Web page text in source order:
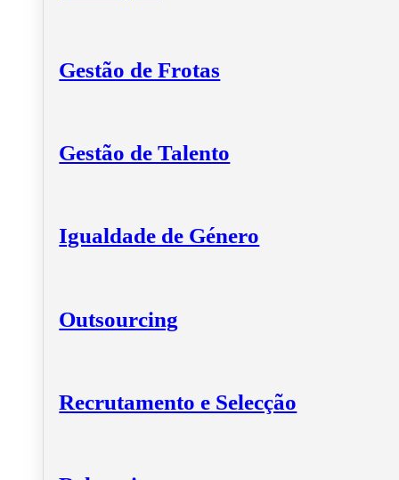
Gestão de Frotas
Gestão de Talento
Igualdade de Género
Outsourcing
Recrutamento e Selecção